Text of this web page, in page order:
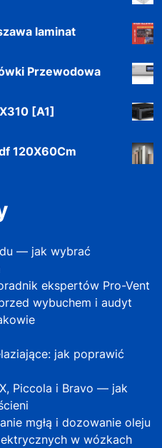
laminat
Przewodowa
[A1]
120X60Cm
— jak wybrać
ekspertów Pro-Vent
wybuchem i audyt
jak poprawić
Piccola i Bravo — jak
mgłą i dozowanie oleju
w wózkach